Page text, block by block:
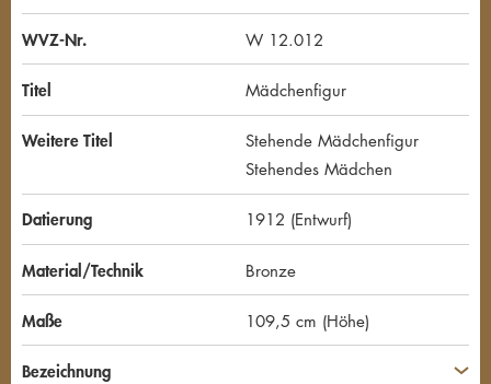
WVZ-Nr. W 12.012
Titel Mädchenfigur
Weitere Titel
Stehende Mädchenfigur
Stehendes Mädchen
Datierung 1912 (Entwurf)
Material/Technik Bronze
Maße 109,5 cm (Höhe)
Bezeichnung